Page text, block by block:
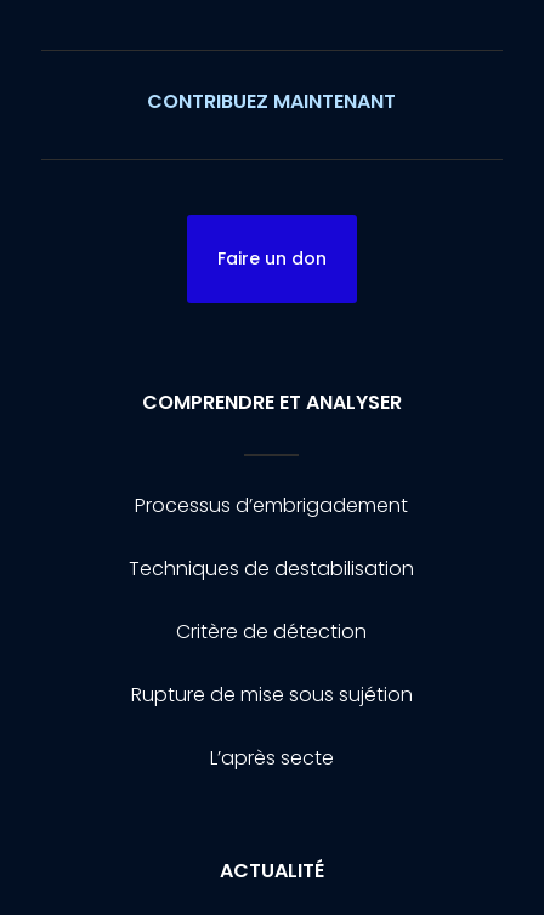
CONTRIBUEZ MAINTENANT
Faire un don
COMPRENDRE ET ANALYSER
Processus d’embrigadement
Techniques de destabilisation
Critère de détection
Rupture de mise sous sujétion
L’après secte
ACTUALITÉ